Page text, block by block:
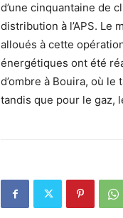
d’une cinquantaine de
distribution à l’APS. Le
alloués à cette
énergétiques ont été
d’ombre à Bouira, où
tandis que pour le gaz,